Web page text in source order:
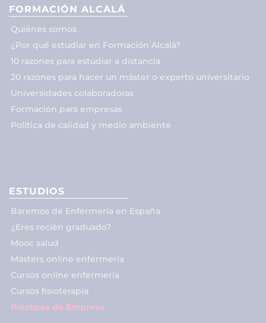
FORMACIÓN ALCALÁ
Quiénes somos
¿Por qué estudiar en Formación Alcalá?
10 razones para estudiar a distancia
20 razones para hacer un máster o experto universitario
Universidades colaboradoras
Formación para empresas
Política de calidad y medio ambiente
ESTUDIOS
Baremos de Enfermería en España
¿Eres recién graduado?
Mooc salud
Másters online enfermería
Cursos online enfermería
Cursos fisioterapia
Prácticas de Empresa